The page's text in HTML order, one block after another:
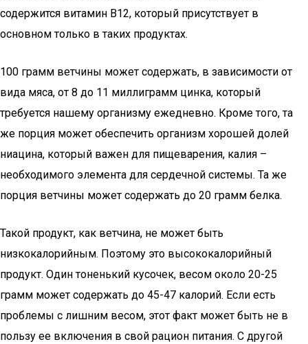
содержится витамин В12, который присутствует в
основном только в таких продуктах.
100 грамм ветчины может содержать, в зависимости от
вида мяса, от 8 до 11 миллиграмм цинка, который
требуется нашему организму ежедневно. Кроме того, та
же порция может обеспечить организм хорошей долей
ниацина, который важен для пищеварения, калия –
необходимого элемента для сердечной системы. Та же
порция ветчины может содержать до 20 грамм белка.
Такой продукт, как ветчина, не может быть
низкокалорийным. Поэтому это высококалорийный
продукт. Один тоненький кусочек, весом около 20-25
грамм может содержать до 45-47 калорий. Если есть
проблемы с лишним весом, этот факт может быть не в
пользу ее включения в свой рацион питания. С другой